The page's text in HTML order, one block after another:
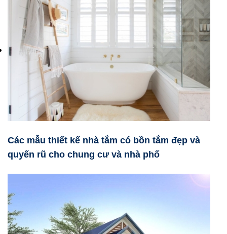
Các mẫu thiết kế nhà tắm có bồn tắm đẹp và
quyến rũ cho chung cư và nhà phố